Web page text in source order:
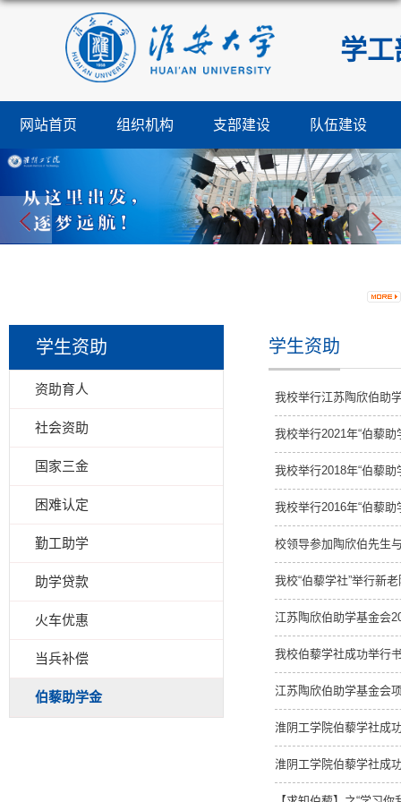
学工
网站首页 组织机构 支部建设 队伍建设
学生资助
资助育人
社会资助
国家三金
困难认定
勤工助学
助学贷款
火车优惠
当兵补偿
伯藜助学金
学生资助
我校举行江苏陶欣伯助
我校举行2021年“伯藜助
我校举行2018年“伯藜助
我校举行2016年“伯藜助
校领导参加陶欣伯先生
我校“伯藜学社”举行新
江苏陶欣伯助学基金会
我校伯藜学社成功举行
江苏陶欣伯助学基金会
淮阴工学院伯藜学社成
淮阴工学院伯藜学社成